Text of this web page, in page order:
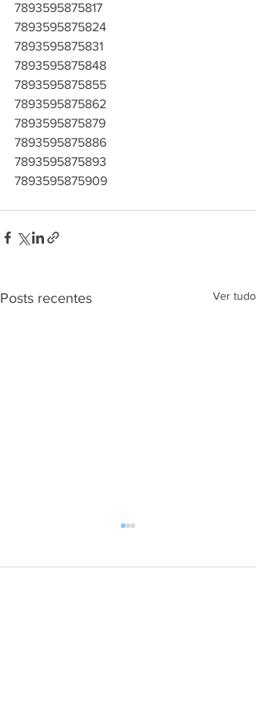
7893595875817
7893595875824
7893595875831
7893595875848
7893595875855
7893595875862
7893595875879
7893595875886
7893595875893
7893595875909
Posts recentes Ver tudo